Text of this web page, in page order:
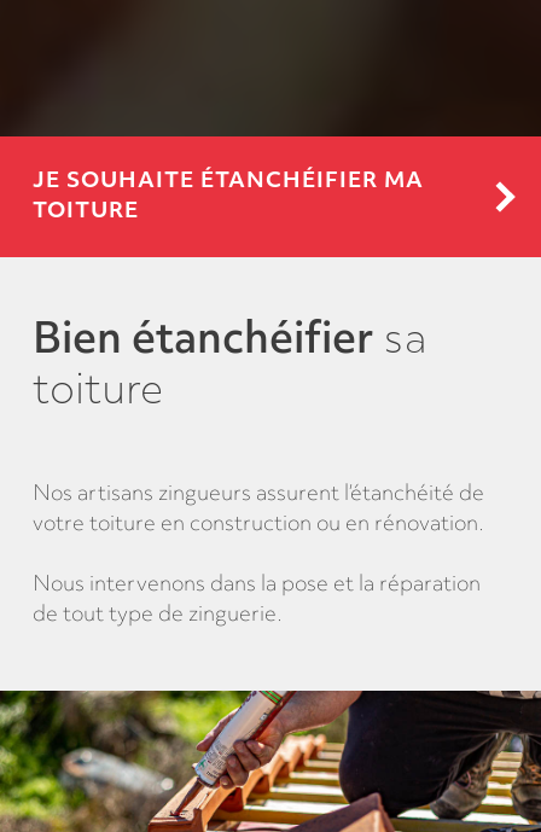
JE SOUHAITE ÉTANCHÉIFIER MA
TOITURE
Bien étanchéifier sa
toiture
Nos artisans zingueurs assurent l’étanchéité de
votre toiture en construction ou en rénovation.
Nous intervenons dans la pose et la réparation
de tout type de zinguerie.